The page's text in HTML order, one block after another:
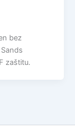
bez
zaštitu.